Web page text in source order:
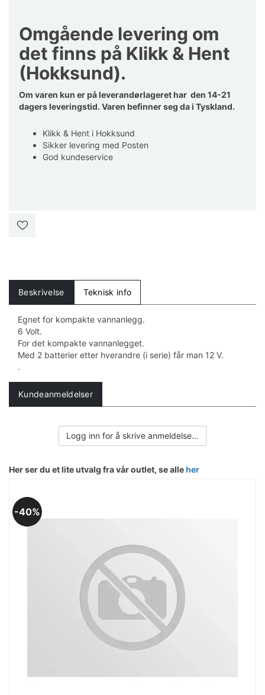
Omgående levering om
det finns på Klikk & Hent
(Hokksund).
Om varen kun er på leverandørlageret har den 14-21
dagers leveringstid. Varen befinner seg da i Tyskland.
Klikk & Hent i Hokksund
Sikker levering med Posten
God kundeservice
Beskrivelse Teknisk info
Egnet for kompakte vannanlegg.
6 Volt.
For det kompakte vannanlegget.
Med 2 batterier etter hverandre (i serie) får man 12 V.
.
Kundeanmeldelser
Logg inn for å skrive anmeldelse...
Her ser du et lite utvalg fra vår outlet, se alleher
40%